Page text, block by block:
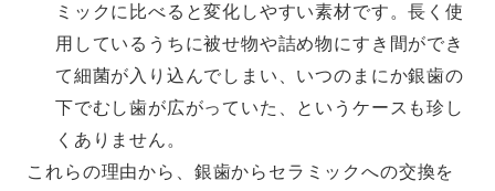
ミックに比べると変化しやすい素材です。長く使
用しているうちに被せ物や詰め物にすき間ができ
て細菌が入り込んでしまい、いつのまにか銀歯の
下でむし歯が広がっていた、というケースも珍し
くありません。
これらの理由から、銀歯からセラミックへの交換を